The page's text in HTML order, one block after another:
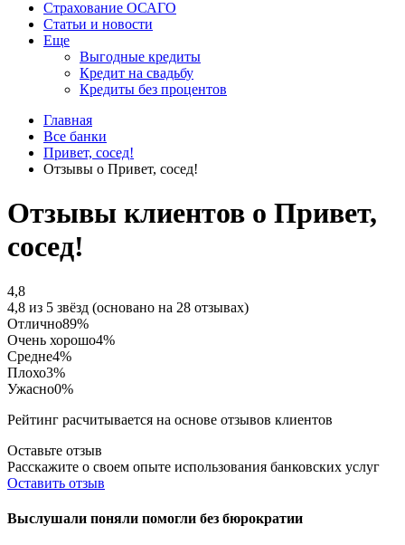
Страхование ОСАГО
Статьи и новости
Еще
Выгодные кредиты
Кредит на свадьбу
Кредиты без процентов
Главная
Все банки
Привет, сосед!
Отзывы о Привет, сосед!
Отзывы клиентов о Привет,
сосед!
4,8
4,8 из 5 звёзд (основано на 28 отзывах)
Отлично89%
Очень хорошо4%
Средне4%
Плохо3%
Ужасно0%
Рейтинг расчитывается на основе отзывов клиентов
Оставьте отзыв
Расскажите о своем опыте использования банковских услуг
Оставить отзыв
Выслушали поняли помогли без бюрократии